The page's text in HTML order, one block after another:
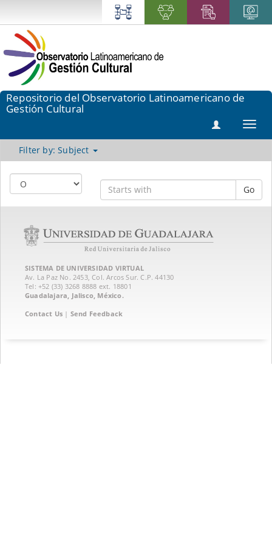
Repositorio del Observatorio Latinoamericano de
Gestión Cultural
Filter by: Subject
Go
SISTEMA DE UNIVERSIDAD VIRTUAL
Av. La Paz No. 2453, Col. Arcos Sur. C.P. 44130
Tel: +52 (33) 3268 8888‏ ext. 18801
Guadalajara, Jalisco, México.
Contact Us | Send Feedback